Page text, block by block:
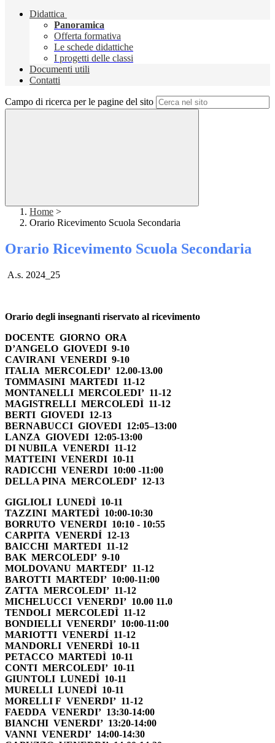
Didattica
Panoramica
Offerta formativa
Le schede didattiche
I progetti delle classi
Documenti utili
Contatti
Campo di ricerca per le pagine del sito
Home >
Orario Ricevimento Scuola Secondaria
Orario Ricevimento Scuola Secondaria
A.s. 2024_25
Orario degli insegnanti riservato al ricevimento
DOCENTE GIORNO ORA
D’ANGELO GIOVEDI 9-10
CAVIRANI VENERDI 9-10
ITALIA MERCOLEDI’ 12.00-13.00
TOMMASINI MARTEDI 11-12
MONTANELLI MERCOLEDI’ 11-12
MAGISTRELLI MERCOLEDÌ 11-12
BERTI GIOVEDI 12-13
BERNABUCCI GIOVEDI 12:05–13:00
LANZA GIOVEDI 12:05-13:00
DI NUBILA VENERDI 11-12
MATTEINI VENERDI 10-11
RADICCHI VENERDI 10:00 -11:00
DELLA PINA MERCOLEDI’ 12-13
GIGLIOLI LUNEDÌ 10-11
TAZZINI MARTEDÌ 10:00-10:30
BORRUTO VENERDI 10:10 - 10:55
CARPITA VENERDÍ 12-13
BAICCHI MARTEDI 11-12
BAK MERCOLEDI’ 9-10
MOLDOVANU MARTEDI’ 11-12
BAROTTI MARTEDI’ 10:00-11:00
ZATTA MERCOLEDI’ 11-12
MICHELUCCI VENERDI’ 10.00 11.0
TENDOLI MERCOLEDÌ 11-12
BONDIELLI VENERDI’ 10:00-11:00
MARIOTTI VENERDÍ 11-12
MANDORLI VENERDÌ 10-11
PETACCO MARTEDÌ 10-11
CONTI MERCOLEDI’ 10-11
GIUNTOLI LUNEDÌ 10-11
MURELLI LUNEDÌ 10-11
MORELLI F VENERDI’ 11-12
FAEDDA VENERDI’ 13:30-14:00
BIANCHI VENERDI’ 13:20-14:00
VANNI VENERDI’ 14:00-14:30